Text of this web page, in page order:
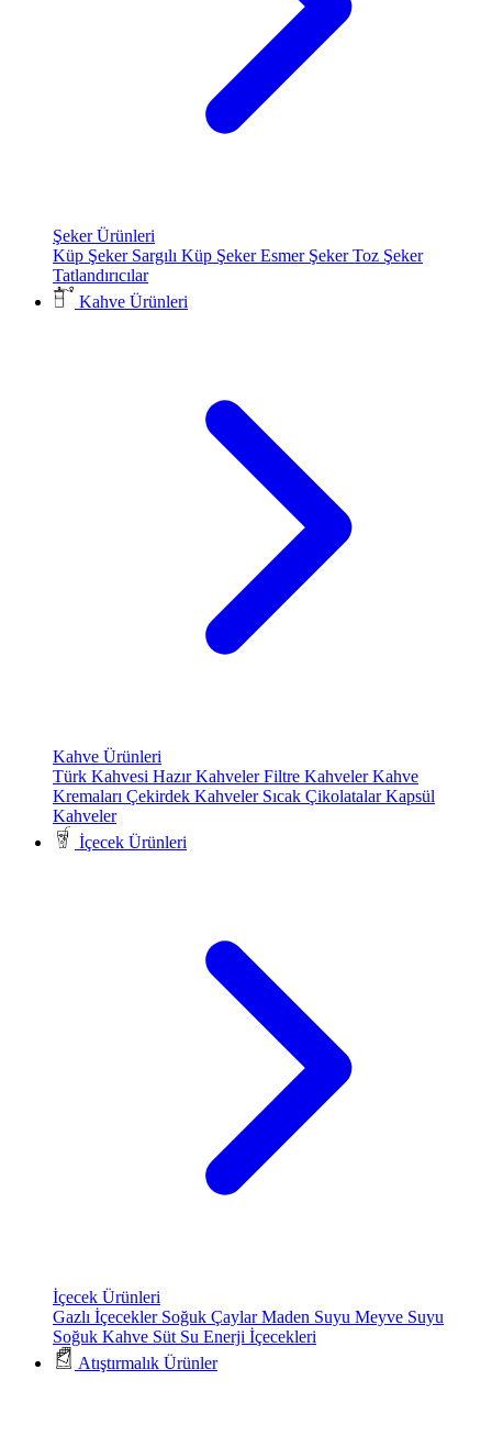
Şeker Ürünleri
Küp Şeker Sargılı Küp ŞekerEsmer ŞekerToz Şeker
Tatlandırıcılar
Kahve Ürünleri
Kahve Ürünleri
Türk Kahvesi Hazır KahvelerFiltre KahvelerKahve
Kremaları Çekirdek Kahveler Sıcak ÇikolatalarKapsül
Kahveler
İçecek Ürünleri
İçecek Ürünleri
Gazlı İçecekler Soğuk ÇaylarMaden Suyu Meyve Suyu
Soğuk Kahve Süt Su Enerji İçecekleri
Atıştırmalık Ürünler